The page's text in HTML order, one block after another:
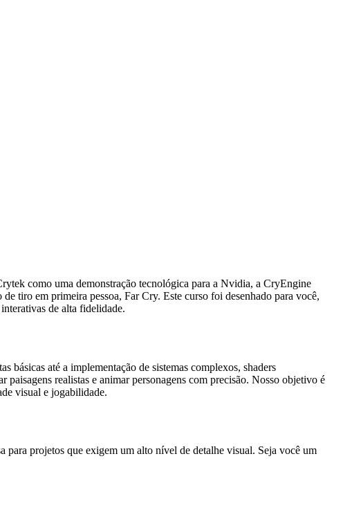
como uma demonstração tecnológica para a Nvidia, a CryEngine
tiro em primeira pessoa, Far Cry. Este curso foi desenhado para você,
de alta fidelidade.
básicas até a implementação de sistemas complexos, shaders
realistas e animar personagens com precisão. Nosso objetivo é
visual e jogabilidade.
para projetos que exigem um alto nível de detalhe visual. Seja você um